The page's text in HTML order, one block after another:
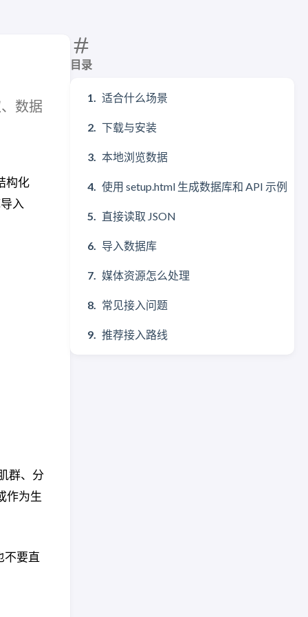
目录
适合什么场景
下载与安装
本地浏览数据
使用 setup.html 生成数据库和 API 示例
直接读取 JSON
导入数据库
媒体资源怎么处理
常见接入问题
推荐接入路线
数据
构化
入
群、分
作为生
不要直